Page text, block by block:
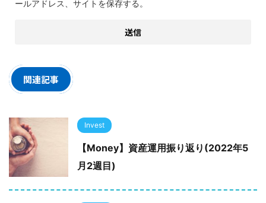
ールアドレス、サイトを保存する。
関連記事
Invest
【Money】資産運用振り返り(2022年5
月2週目)